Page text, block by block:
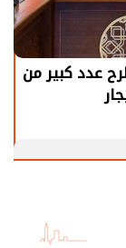
عدد كبير من